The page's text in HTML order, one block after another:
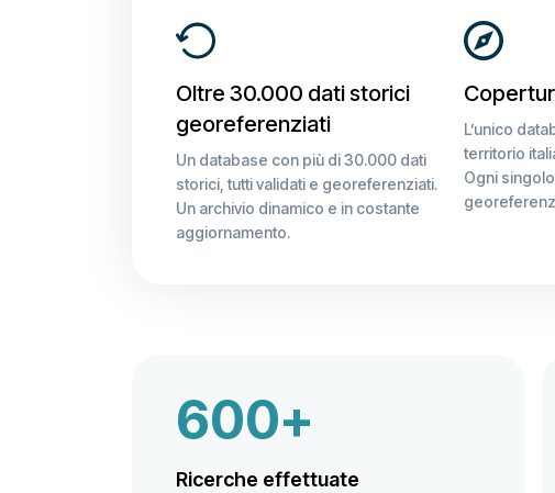
Oltre 30.000 dati storici
georeferenziati
Un database con più di 30.000 dati
storici, tutti validati e georeferenziati.
Un archivio dinamico e in costante
aggiornamento.
L’unico
territorio
Ogni
600+
Ricerche effettuate